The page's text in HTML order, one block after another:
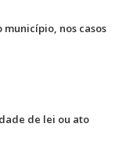
nos casos
de lei ou ato